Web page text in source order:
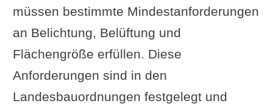
müssen bestimmte Mindestanforderungen
an Belichtung, Belüftung und
Flächengröße erfüllen. Diese
Anforderungen sind in den
Landesbauordnungen festgelegt und